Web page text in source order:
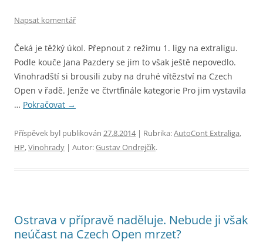
Napsat komentář
Čeká je těžký úkol. Přepnout z režimu 1. ligy na extraligu.
Podle kouče Jana Pazdery se jim to však ještě nepovedlo.
Vinohradští si brousili zuby na druhé vítězství na Czech
Open v řadě. Jenže ve čtvrtfinále kategorie Pro jim vystavila
… Pokračovat →
Příspěvek byl publikován 27.8.2014| Rubrika:AutoCont Extraliga,
HP,Vinohrady | Autor:Gustav Ondrejčík.
Ostrava v přípravě naděluje. Nebude ji však
neúčast na Czech Open mrzet?